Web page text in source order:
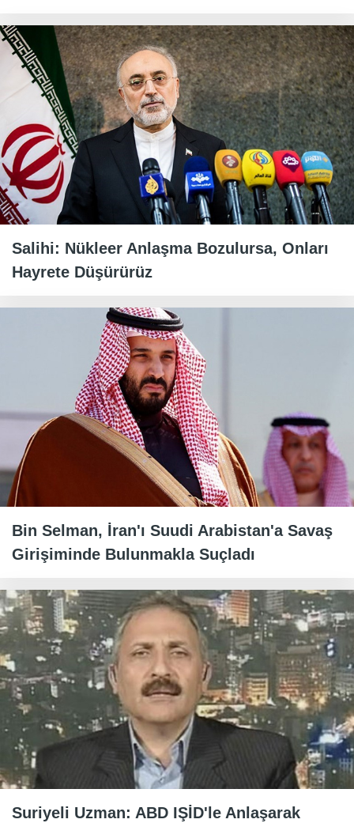
Salihi: Nükleer Anlaşma Bozulursa, Onları
Hayrete Düşürürüz
Bin Selman, İran'ı Suudi Arabistan'a Savaş
Girişiminde Bulunmakla Suçladı
Suriyeli Uzman: ABD IŞİD'le Anlaşarak